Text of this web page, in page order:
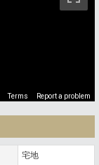
Terms Report a problem
宅地